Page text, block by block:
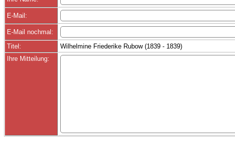
E-Mail:
E-Mail nochmal:
Titel:
Wilhelmine Friederike Rubow (1839 - 1839)
Ihre Mitteilung: